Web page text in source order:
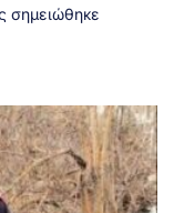
σημειώθηκε